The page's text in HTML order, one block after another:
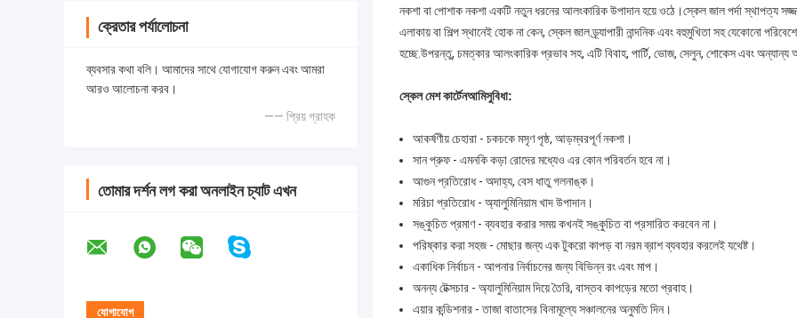
ক্রেতার পর্যালোচনা
ব্যবসার কথা বলি। আমাদের সাথে যোগাযোগ করুন এবং আমরা
আরও আলোচনা করব।
—— প্রিয় গ্রাহক
তোমার দর্শন লগ করা অনলাইন চ্যাট এখন
নকশা বা পোশাক নকশা একটি নতুন ধরনের আলংকারিক উপাদান হয়ে ওঠে।স্কেল জাল পর্দা স্থাপত্য
এলাকায় বা শিল্প স্থানেই হোক না কেন, স্কেল জাল ড্র্যাপারী নান্দনিক এবং বহুমুখিতা সহ যেকোনো
হচ্ছে.উপরন্তু, চমত্কার আলংকারিক প্রভাব সহ, এটি বিবাহ, পার্টি, ভোজ, সেলুন, শোকেস এবং অন্যান্য
স্কেল মেশ কার্টেনআমিসুবিধা:
আকর্ষণীয় চেহারা - চকচকে মসৃণ পৃষ্ঠ, আড়ম্বরপূর্ণ নকশা।
সান প্রুফ - এমনকি কড়া রোদের মধ্যেও এর কোন পরিবর্তন হবে না।
আগুন প্রতিরোধ - অদাহ্য, বেস ধাতু গলনাঙ্ক।
মরিচা প্রতিরোধ - অ্যালুমিনিয়াম খাদ উপাদান।
সঙ্কুচিত প্রমাণ - ব্যবহার করার সময় কখনই সঙ্কুচিত বা প্রসারিত করবেন না।
পরিষ্কার করা সহজ - মোছার জন্য এক টুকরো কাপড় বা নরম ব্রাশ ব্যবহার করলেই যথেষ্ট।
একাধিক নির্বাচন - আপনার নির্বাচনের জন্য বিভিন্ন রং এবং মাপ।
অনন্য টেক্সচার - অ্যালুমিনিয়াম দিয়ে তৈরি, বাস্তব কাপড়ের মতো প্রবাহ।
এয়ার কন্ডিশনার - তাজা বাতাসের বিনামূল্যে সঞ্চালনের অনুমতি দিন।